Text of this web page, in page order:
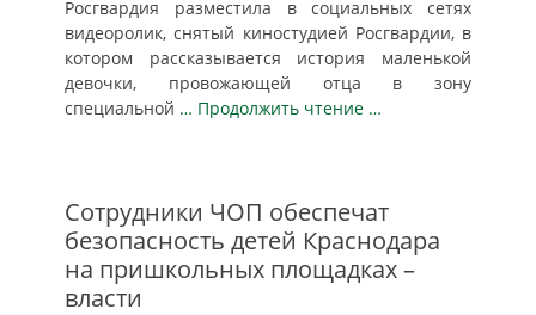
Росгвардия разместила в социальных сетях
видеоролик, снятый киностудией Росгвардии, в
котором рассказывается история маленькой
девочки, провожающей отца в зону
специальной … Продолжить чтение …
Сотрудники ЧОП обеспечат
безопасность детей Краснодара
на пришкольных площадках –
власти